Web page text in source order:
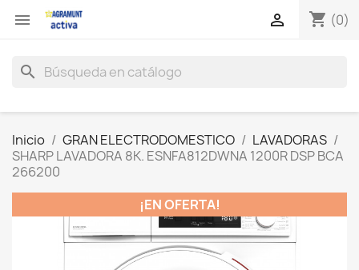
 shopping_cart (0)

search
Inicio GRAN ELECTRODOMESTICO
LAVADORAS
SHARP LAVADORA 8K. ESNFA812DWNA 1200R DSP BCA
266200
¡EN OFERTA!